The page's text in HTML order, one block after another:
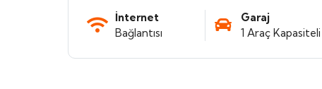
İnternet
Bağlantısı
Garaj
1 Araç Kapasiteli